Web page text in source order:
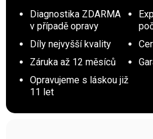
Diagnostika ZDARMA
v případě opravy
Díly nejvyšší kvality
Záruka až 12 měsíců
Opravujeme s láskou již
11 let